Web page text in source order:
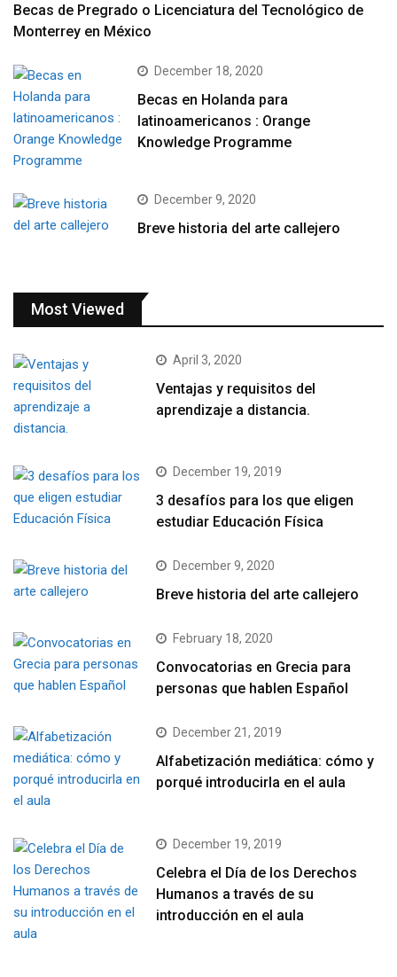
Becas de Pregrado o Licenciatura del Tecnológico de
Monterrey en México
December 18, 2020
Becas en Holanda para
latinoamericanos : Orange
Knowledge Programme
December 9, 2020
Breve historia del arte callejero
Most Viewed
April 3, 2020
Ventajas y requisitos del
aprendizaje a distancia.
December 19, 2019
3 desafíos para los que eligen
estudiar Educación Física
December 9, 2020
Breve historia del arte callejero
February 18, 2020
Convocatorias en Grecia para
personas que hablen Español
December 21, 2019
Alfabetización mediática: cómo y
porqué introducirla en el aula
December 19, 2019
Celebra el Día de los Derechos
Humanos a través de su
introducción en el aula